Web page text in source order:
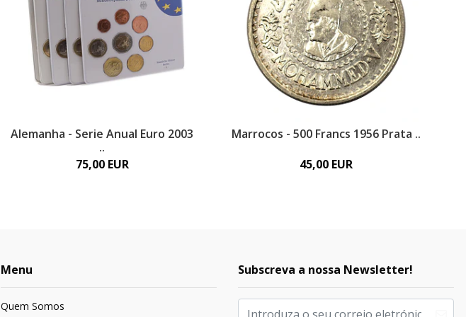
Alemanha - Serie Anual Euro 2003
..
75,00 EUR
Marrocos - 500 Francs 1956 Prata ..
45,00 EUR
Menu
Quem Somos
Subscreva a nossa Newsletter!